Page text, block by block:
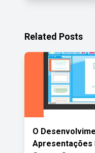
Related Posts
O
Apresentações